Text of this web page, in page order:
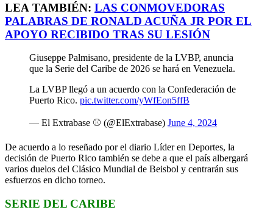
LEA TAMBIÉN: LAS CONMOVEDORAS
PALABRAS DE RONALD ACUÑA JR POR EL
APOYO RECIBIDO TRAS SU LESIÓN
Giuseppe Palmisano, presidente de la LVBP, anuncia
que la Serie del Caribe de 2026 se hará en Venezuela.
La LVBP llegó a un acuerdo con la Confederación de
Puerto Rico. pic.twitter.com/yWfEon5ffB
— El Extrabase ⚾️ (@ElExtrabase) June 4, 2024
De acuerdo a lo reseñado por el diario Líder en Deportes, la
decisión de Puerto Rico también se debe a que el país albergará
varios duelos del Clásico Mundial de Beisbol y centrarán sus
esfuerzos en dicho torneo.
SERIE DEL CARIBE